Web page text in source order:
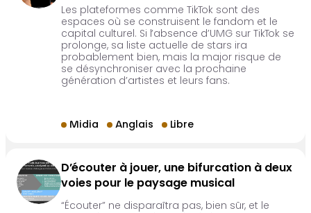
Les plateformes comme TikTok sont des
espaces où se construisent le fandom et le
capital culturel. Si l’absence d’UMG sur TikTok se
prolonge, sa liste actuelle de stars ira
probablement bien, mais la major risque de
se désynchroniser avec la prochaine
génération d’artistes et leurs fans.
Midia Anglais Libre
D’écouter à jouer, une bifurcation à deux
voies pour le paysage musical
“Écouter” ne disparaîtra pas, bien sûr, et le